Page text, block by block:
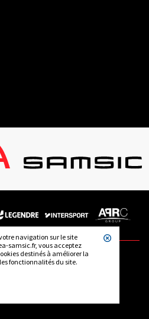
navigation sur le site
samsic.fr, vous acceptez
destinés à améliorer la
fonctionnalités du site.
NOUS